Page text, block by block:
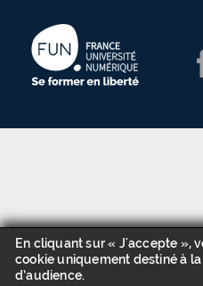
En cliquant sur « J'accepte »,
cookie uniquement destiné à
d’audience.